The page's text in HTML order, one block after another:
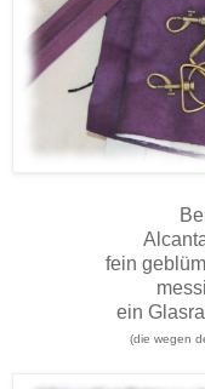
fein
ein
(die wegen